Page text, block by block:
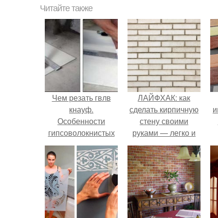
Читайте также
Чем резать гвлв
кнауф.
Особенности
гипсоволокнистых
листов
ЛАЙФХАК: как
сделать кирпичную
стену своими
руками — легко и
просто